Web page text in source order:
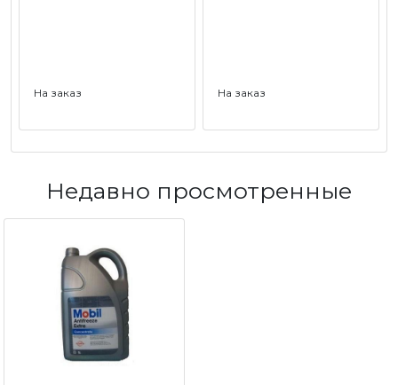
На заказ На заказ
Недавно просмотренные